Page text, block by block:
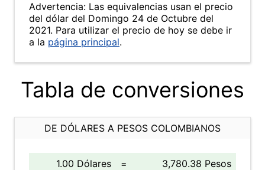
Advertencia: Las equivalencias usan el precio
del dólar del Domingo 24 de Octubre del
2021. Para utilizar el precio de hoy se debe ir
a la página principal.
Tabla de conversiones
DE DÓLARES A PESOS COLOMBIANOS
1.00 Dólares =
3,780.38 Pesos